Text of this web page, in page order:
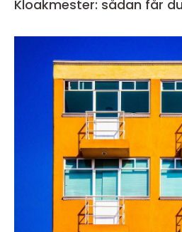
Kloakmester: sådan får